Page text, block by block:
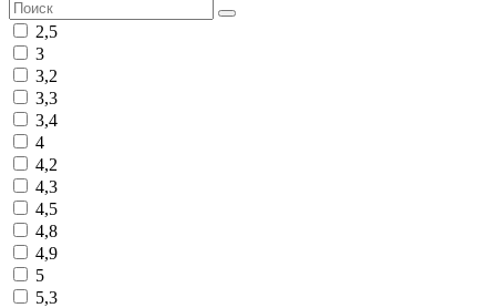
2,5
3
3,2
3,3
3,4
4
4,2
4,3
4,5
4,8
4,9
5
5,3